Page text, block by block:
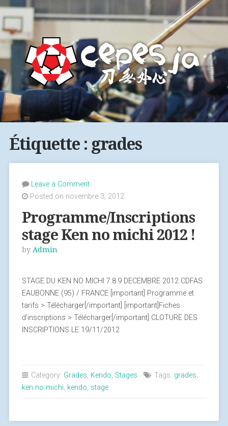
Étiquette : grades
Leave a Comment
Posted on novembre 3, 2012
Programme/Inscriptions
stage Ken no michi 2012 !
by Admin
STAGE DU KEN NO MICHI 7.8.9 DECEMBRE 2012 CDFAS
EAUBONNE (95) / FRANCE [important] Programme et
tarifs > Télécharger[/important] [important]Fiches
d’inscriptions > Télécharger[/important] CLOTURE DES
INSCRIPTIONS LE 19/11/2012
Category: Grades, Kendo, Stages Tags: grades,
ken no michi, kendo, stage